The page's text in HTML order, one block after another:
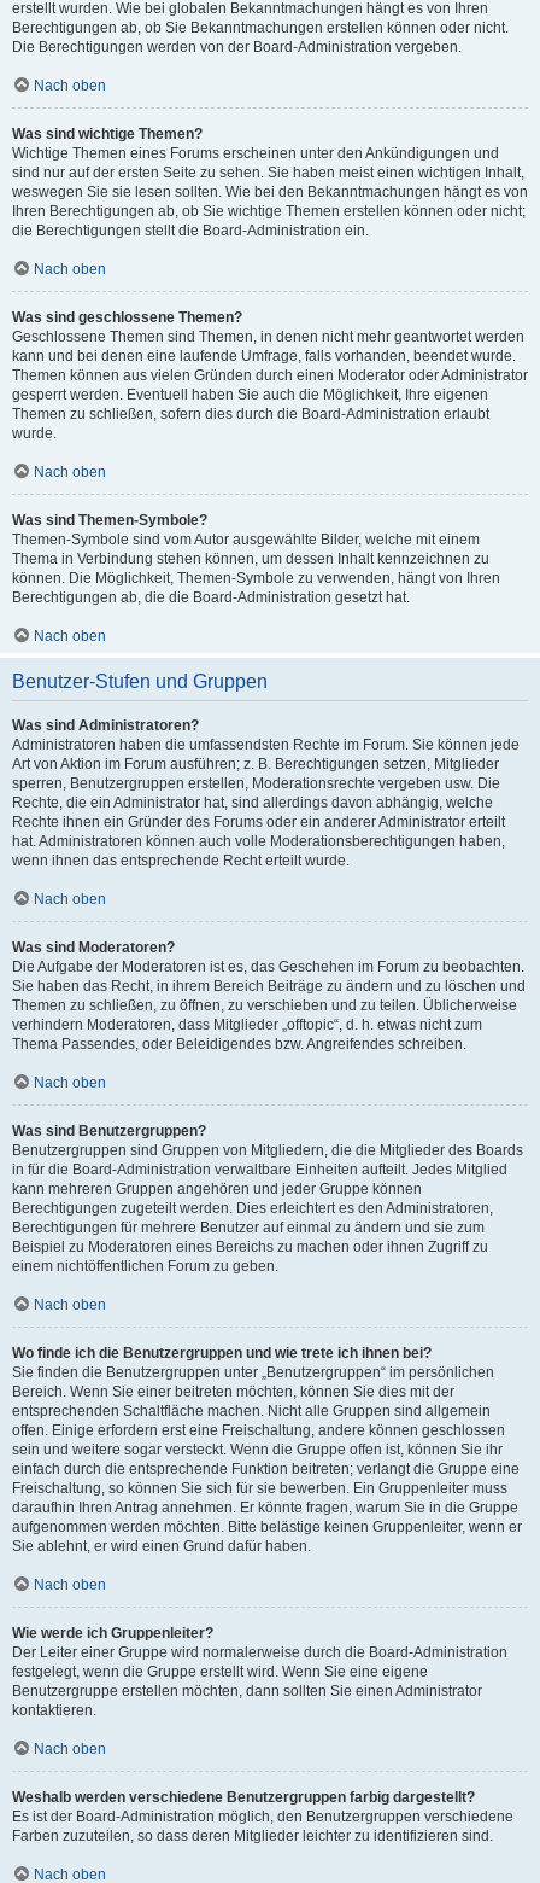
erstellt wurden. Wie bei globalen Bekanntmachungen hängt es von Ihren
Berechtigungen ab, ob Sie Bekanntmachungen erstellen können oder nicht.
Die Berechtigungen werden von der Board-Administration vergeben.
Nach oben
Was sind wichtige Themen?
Wichtige Themen eines Forums erscheinen unter den Ankündigungen und
sind nur auf der ersten Seite zu sehen. Sie haben meist einen wichtigen Inhalt,
weswegen Sie sie lesen sollten. Wie bei den Bekanntmachungen hängt es von
Ihren Berechtigungen ab, ob Sie wichtige Themen erstellen können oder nicht;
die Berechtigungen stellt die Board-Administration ein.
Nach oben
Was sind geschlossene Themen?
Geschlossene Themen sind Themen, in denen nicht mehr geantwortet werden
kann und bei denen eine laufende Umfrage, falls vorhanden, beendet wurde.
Themen können aus vielen Gründen durch einen Moderator oder Administrator
gesperrt werden. Eventuell haben Sie auch die Möglichkeit, Ihre eigenen
Themen zu schließen, sofern dies durch die Board-Administration erlaubt
wurde.
Nach oben
Was sind Themen-Symbole?
Themen-Symbole sind vom Autor ausgewählte Bilder, welche mit einem
Thema in Verbindung stehen können, um dessen Inhalt kennzeichnen zu
können. Die Möglichkeit, Themen-Symbole zu verwenden, hängt von Ihren
Berechtigungen ab, die die Board-Administration gesetzt hat.
Nach oben
Benutzer-Stufen und Gruppen
Was sind Administratoren?
Administratoren haben die umfassendsten Rechte im Forum. Sie können jede
Art von Aktion im Forum ausführen; z. B. Berechtigungen setzen, Mitglieder
sperren, Benutzergruppen erstellen, Moderationsrechte vergeben usw. Die
Rechte, die ein Administrator hat, sind allerdings davon abhängig, welche
Rechte ihnen ein Gründer des Forums oder ein anderer Administrator erteilt
hat. Administratoren können auch volle Moderationsberechtigungen haben,
wenn ihnen das entsprechende Recht erteilt wurde.
Nach oben
Was sind Moderatoren?
Die Aufgabe der Moderatoren ist es, das Geschehen im Forum zu beobachten.
Sie haben das Recht, in ihrem Bereich Beiträge zu ändern und zu löschen und
Themen zu schließen, zu öffnen, zu verschieben und zu teilen. Üblicherweise
verhindern Moderatoren, dass Mitglieder „offtopic“, d. h. etwas nicht zum
Thema Passendes, oder Beleidigendes bzw. Angreifendes schreiben.
Nach oben
Was sind Benutzergruppen?
Benutzergruppen sind Gruppen von Mitgliedern, die die Mitglieder des Boards
in für die Board-Administration verwaltbare Einheiten aufteilt. Jedes Mitglied
kann mehreren Gruppen angehören und jeder Gruppe können
Berechtigungen zugeteilt werden. Dies erleichtert es den Administratoren,
Berechtigungen für mehrere Benutzer auf einmal zu ändern und sie zum
Beispiel zu Moderatoren eines Bereichs zu machen oder ihnen Zugriff zu
einem nichtöffentlichen Forum zu geben.
Nach oben
Wo finde ich die Benutzergruppen und wie trete ich ihnen bei?
Sie finden die Benutzergruppen unter „Benutzergruppen“ im persönlichen
Bereich. Wenn Sie einer beitreten möchten, können Sie dies mit der
entsprechenden Schaltfläche machen. Nicht alle Gruppen sind allgemein
offen. Einige erfordern erst eine Freischaltung, andere können geschlossen
sein und weitere sogar versteckt. Wenn die Gruppe offen ist, können Sie ihr
einfach durch die entsprechende Funktion beitreten; verlangt die Gruppe eine
Freischaltung, so können Sie sich für sie bewerben. Ein Gruppenleiter muss
daraufhin Ihren Antrag annehmen. Er könnte fragen, warum Sie in die Gruppe
aufgenommen werden möchten. Bitte belästige keinen Gruppenleiter, wenn er
Sie ablehnt, er wird einen Grund dafür haben.
Nach oben
Wie werde ich Gruppenleiter?
Der Leiter einer Gruppe wird normalerweise durch die Board-Administration
festgelegt, wenn die Gruppe erstellt wird. Wenn Sie eine eigene
Benutzergruppe erstellen möchten, dann sollten Sie einen Administrator
kontaktieren.
Nach oben
Weshalb werden verschiedene Benutzergruppen farbig dargestellt?
Es ist der Board-Administration möglich, den Benutzergruppen verschiedene
Farben zuzuteilen, so dass deren Mitglieder leichter zu identifizieren sind.
Nach oben